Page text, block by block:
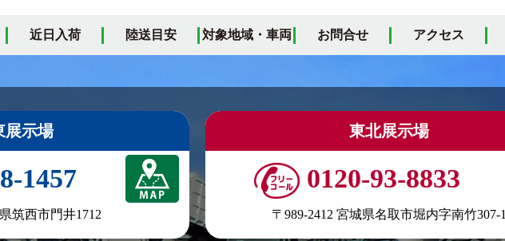
近日入荷 陸送目安 対象地域・車両 お問合せ アクセス
展示場
1457
筑西市門井1712
東北展示場
0120-93-8833
〒989-2412 宮城県名取市堀内字南竹307-1